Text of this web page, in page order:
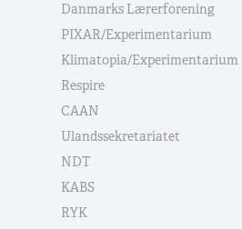
Danmarks Lærerforening
PIXAR/Experimentarium
Klimatopia/Experimentarium
Respire
CAAN
Ulandssekretariatet
NDT
KABS
RYK